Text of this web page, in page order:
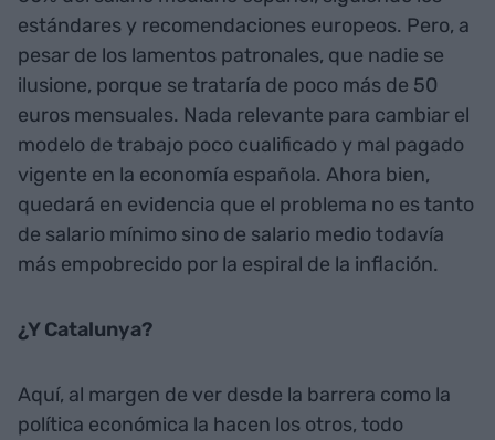
estándares y recomendaciones europeos. Pero, a
pesar de los lamentos patronales, que nadie se
ilusione, porque se trataría de poco más de 50
euros mensuales. Nada relevante para cambiar el
modelo de trabajo poco cualificado y mal pagado
vigente en la economía española. Ahora bien,
quedará en evidencia que el problema no es tanto
de salario mínimo sino de salario medio todavía
más empobrecido por la espiral de la inflación.
¿Y Catalunya?
Aquí, al margen de ver desde la barrera como la
política económica la hacen los otros, todo